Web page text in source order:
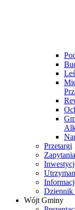
Przetargi
Dziennik
Wójt Gminy